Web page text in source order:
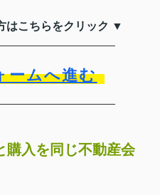
はこちらをクリック ▼
ームへ進む
購入を同じ不動産会